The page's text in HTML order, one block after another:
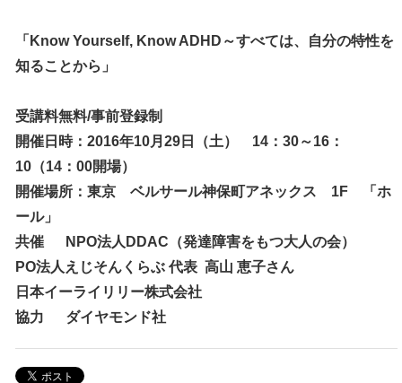
「Know Yourself, Know ADHD～すべては、自分の特性を
知ることから」
受講料無料/事前登録制
開催日時：2016年10月29日（土） 14：30～16：
10（14：00開場）
開催場所：東京 ベルサール神保町アネックス 1F 「ホ
ール」
共催 NPO法人DDAC（発達障害をもつ大人の会）
PO法人えじそんくらぶ 代表 高山 恵子さん
日本イーライリリー株式会社
協力 ダイヤモンド社